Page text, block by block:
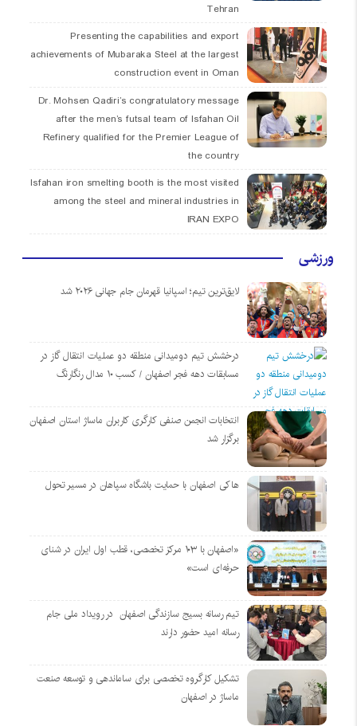
Tehran
Presenting the capabilities and export
achievements of Mubaraka Steel at the largest
construction event in Oman
Dr. Mohsen Qadiri’s congratulatory message
after the men’s futsal team of Isfahan Oil
Refinery qualified for the Premier League of
the country
Isfahan iron smelting booth is the most visited
among the steel and mineral industries in
IRAN EXPO
ورزشی
لایق‌ترین تیم؛ اسپانیا قهرمان جام جهانی ۲۰۲۶ شد
درخشش تیم دومیدانی منطقه دو عملیات انتقال گاز در
مسابقات دهه فجر اصفهان / کسب ۱۰ مدال رنگارنگ
انتخابات انجمن صنفی کارگری کاربران ماساژ استان اصفهان
برگزار شد
هاکی اصفهان با حمایت باشگاه سپاهان در مسیر تحول
«اصفهان با ۱۰۳ مرکز تخصصی، قطب اول ایران در شنای
حرفه‌ای است»
تیم رسانه بسیج سازندگی اصفهان در رویداد ملی جام
رسانه امید حضور دارند
تشکیل کارگروه تخصصی برای ساماندهی و توسعه صنعت
ماساژ در اصفهان